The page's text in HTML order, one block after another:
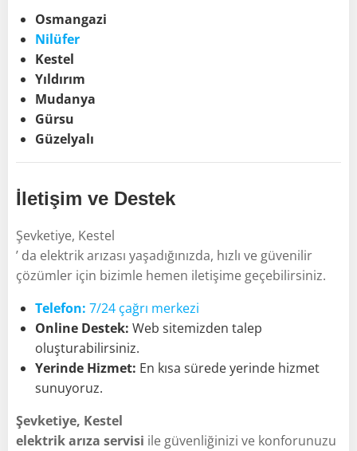
Osmangazi
Nilüfer
Kestel
Yıldırım
Mudanya
Gürsu
Güzelyalı
İletişim ve Destek
Şevketiye, Kestel
’ da elektrik arızası yaşadığınızda, hızlı ve güvenilir
çözümler için bizimle hemen iletişime geçebilirsiniz.
Telefon: 7/24 çağrı merkezi
Online Destek: Web sitemizden talep
oluşturabilirsiniz.
Yerinde Hizmet: En kısa sürede yerinde hizmet
sunuyoruz.
Şevketiye, Kestel
elektrik arıza servisi ile güvenliğinizi ve konforunuzu